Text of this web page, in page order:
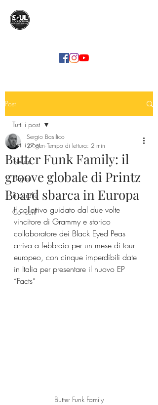
Post
Tutti i post
News
Playlist
Biografie
Concerti
Tutti i post
Butter Funk Family: il
groove globale di Printz
Board sbarca in Europa
Sergio Basilico
27 gen Tempo di lettura: 2 min
Il collettivo guidato dal due volte
vincitore di Grammy e storico
collaboratore dei Black Eyed Peas
arriva a febbraio per un mese di tour
europeo, con cinque imperdibili date
in Italia per presentare il nuovo EP
“Facts”
Butter Funk Family